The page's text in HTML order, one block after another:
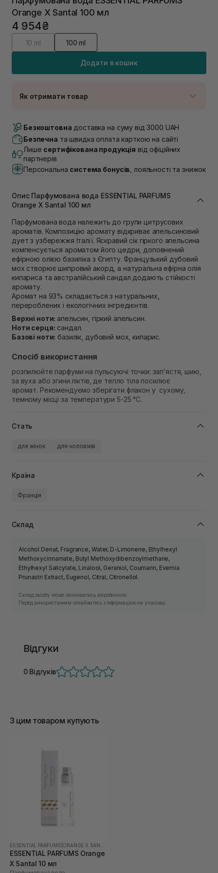
Orange X Santal 100 мл
4 954₴
10 ml 100 ml
Додати в кошик
Як отримати товар
В наявності
Самовивіз м. Луцьк, вул. Винниченка 4
Немає в наявності!
Самовивіз м. Львів, вул. Академіка Підстригача, 1В
(Duck’s Lake)
В наявності
Немає в наявності!
Самовивіз м. Львів, вул. Степана Бандери 45
Самовивіз м. Рівне, вул. 16-го Липня, 15
Немає в наявності!
Самовивіз м. Рівне, вул. Кулика і Гудачека 23 (ТЦ
Екватор)
В наявності
Безкоштовна доставка на суму від 3000 UAH
Безпечна та швидка оплата карткою на сайті
Лише сертифікована продукція від офіційних
партнерів
Персональна система бонусів , лояльності та знижок
Опис Парфумована вода ESSENTIAL PARFUMS
Orange X Santal 100 мл
Парфумована вода належить до групи цитрусових
ароматів. Композицію аромату відкриває апельсиновий
дует з узбережжя Італії. Яскравий сік гіркого апельсина
компенсується ароматом його цедри, доповнений
ефірною олією базиліка з Єгипту. Французький дубовий
мох створює шипровий акорд, а натуральна ефірна олія
кипариса та австралійський сандал додають стійкості
аромату.
Аромат на 93% складається з натуральних,
перероблених і екологічних інгредієнтів.
Верхні ноти: апельсин, гіркий апельсин.
Ноти серця: сандал.
Базові ноти: базилік, дубовий мох, кипарис.
Спосіб використання
розпилюйте парфуми на пульсуючі точки: зап’ястя, шию,
за вуха або згини ліктів, де тепло тіла посилює
аромат. Рекомендуємо зберігати флакон у сухому,
темному місці за температури 5-25 °C.
Стать
для жінок для чоловіків
Країна
Франція
Склад
Alcohol Denat, Fragrance, Water, D-Limonene, Ethylhexyl
Methoxycinnamate, Butyl Methoxydibenzoylmethane,
Ethylhexyl Salicylate, Linalool, Geraniol, Coumarin, Evernia
Prunastri Extract, Eugenol, Citral, Citronellol.
Склад засобу може змінюватись виробником.
Перед використанням ознайомтесь з інформацією на упаковці.
Відгуки
0 Відгуків
З цим товаром купують
ESSENTIAL PARFUMS
ESSENTIAL PARFUMS Orange
X Santal 10 мл